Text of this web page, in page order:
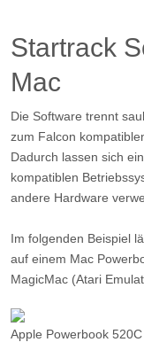
Startrack
Mac
Die Software trennt
zum Falcon
Dadurch lassen sich
kompatiblen
andere Hardware
Im folgenden Beispiel
auf einem Mac
MagicMac (Atari
Apple Powerbook